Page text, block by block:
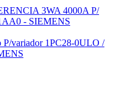
3WA 4000A P/
- SIEMENS
P/variador 1PC28-0ULO /